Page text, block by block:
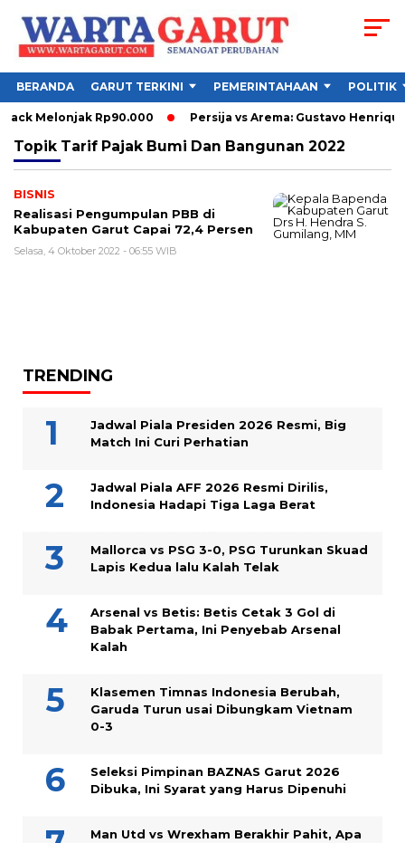
BERANDA GARUT TERKINI PEMERINTAHAAN POLITIK
Melonjak Rp90.000 Persija vs Arema: Gustavo
Topik Tarif Pajak Bumi Dan Bangunan 2022
BISNIS
Realisasi Pengumpulan PBB di
Kabupaten Garut Capai 72,4 Persen
Selasa, 4 Oktober 2022 - 06:55 WIB
TRENDING
Jadwal Piala Presiden 2026 Resmi, Big
Match Ini Curi Perhatian
Jadwal Piala AFF 2026 Resmi Dirilis,
Indonesia Hadapi Tiga Laga Berat
Mallorca vs PSG 3-0, PSG Turunkan Skuad
Lapis Kedua lalu Kalah Telak
Arsenal vs Betis: Betis Cetak 3 Gol di
Babak Pertama, Ini Penyebab Arsenal
Kalah
Klasemen Timnas Indonesia Berubah,
Garuda Turun usai Dibungkam Vietnam
0-3
Seleksi Pimpinan BAZNAS Garut 2026
Dibuka, Ini Syarat yang Harus Dipenuhi
Man Utd vs Wrexham Berakhir Pahit, Apa